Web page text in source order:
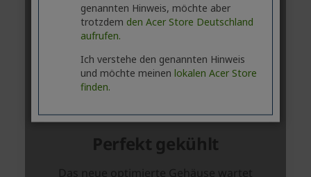
genannten Hinweis, möchte aber
trotzdem den Acer Store Deutschland
aufrufen.
Ich verstehe den genannten Hinweis
und möchte meinen lokalen Acer Store
finden.